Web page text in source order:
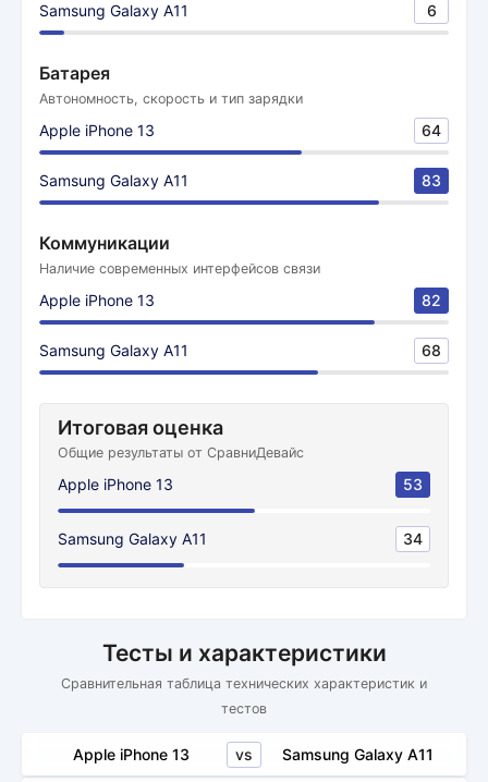
Samsung Galaxy A11 6
Батарея
Автономность, скорость и тип зарядки
Apple iPhone 13 64
Samsung Galaxy A11 83
Коммуникации
Наличие современных интерфейсов связи
Apple iPhone 13 82
Samsung Galaxy A11 68
Итоговая оценка
Общие результаты от СравниДевайс
Apple iPhone 13 53
Samsung Galaxy A11 34
Тесты и характеристики
Сравнительная таблица технических характеристик и
тестов
Apple iPhone 13 vs Samsung Galaxy A11